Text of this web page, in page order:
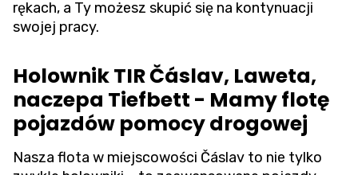
rękach, a Ty możesz skupić się na kontynuacji
swojej pracy.
Holownik TIR Čáslav, Laweta,
naczepa Tiefbett - Mamy flotę
pojazdów pomocy drogowej
Nasza flota w miejscowości Čáslav to nie tylko